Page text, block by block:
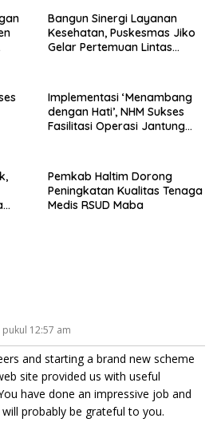
Bangun Sinergi Layanan
Kesehatan, Puskesmas Jiko
Gelar Pertemuan Lintas
Implementasi ‘Menambang
dengan Hati’, NHM Sukses
Fasilitasi Operasi Jantung
Pemkab Haltim Dorong
Peningkatan Kualitas Tenaga
Medis RSUD Maba
12:57 am
and starting a brand new scheme
site provided us with useful
have done an impressive job and
probably be grateful to you.